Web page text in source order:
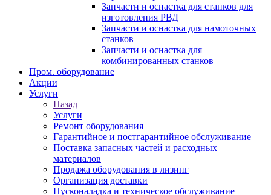
Запчасти и оснастка для станков для
изготовления РВД
Запчасти и оснастка для намоточных
станков
Запчасти и оснастка для
комбинированных станков
Пром. оборудование
Акции
Услуги
Назад
Услуги
Ремонт оборудования
Гарантийное и постгарантийное обслуживание
Поставка запасных частей и расходных
материалов
Продажа оборудования в лизинг
Организация доставки
Пусконаладка и техническое обслуживание